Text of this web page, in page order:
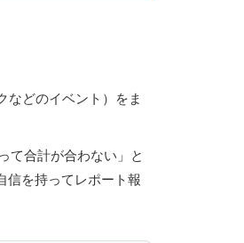
などのイベント）をま
て合計が合わない」と
信を持ってレポート報